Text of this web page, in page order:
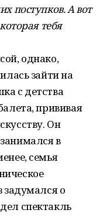
поступков. А вот
тебя
однако,
зайти на
с детства
прививая
Он
в
семья
задумался о
спектакль